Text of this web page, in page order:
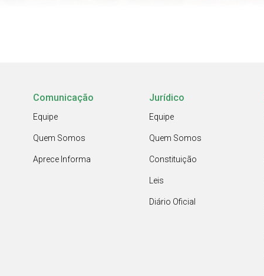
Comunicação
Equipe
Quem Somos
Aprece Informa
Jurídico
Equipe
Quem Somos
Constituição
Leis
Diário Oficial